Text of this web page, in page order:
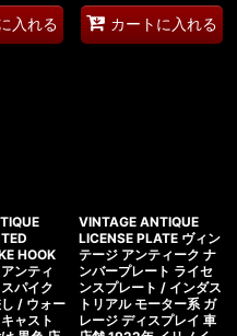
入れる カートに入れる
HOOK
ンティ
パイク
/ ウォー
ャスト
VINTAGE ANTIQUE
LICENSE PLATE ヴィン
テージ アンティーク ナ
ンバープレート ライセ
ンスプレート / インダス
トリアル モーター系 ガ
レージ ディスプレイ 車